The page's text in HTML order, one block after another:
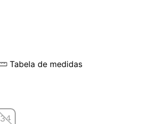
Tabela de medidas
34